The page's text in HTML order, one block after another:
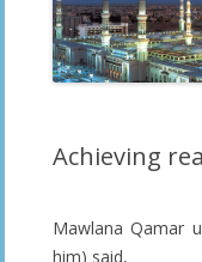
Achieving
Mawlana Qamar
him) said,